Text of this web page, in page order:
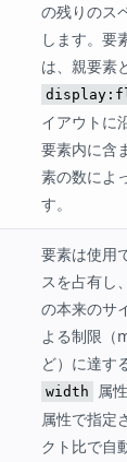
の残りのス
します。要
は、親要素
イアウトに
要素内に含
素の数によ
す。
要素は使用
スを占有し
の本来のサ
よる制限（
ど）に達す
width 属
属性で指定
クト比で自